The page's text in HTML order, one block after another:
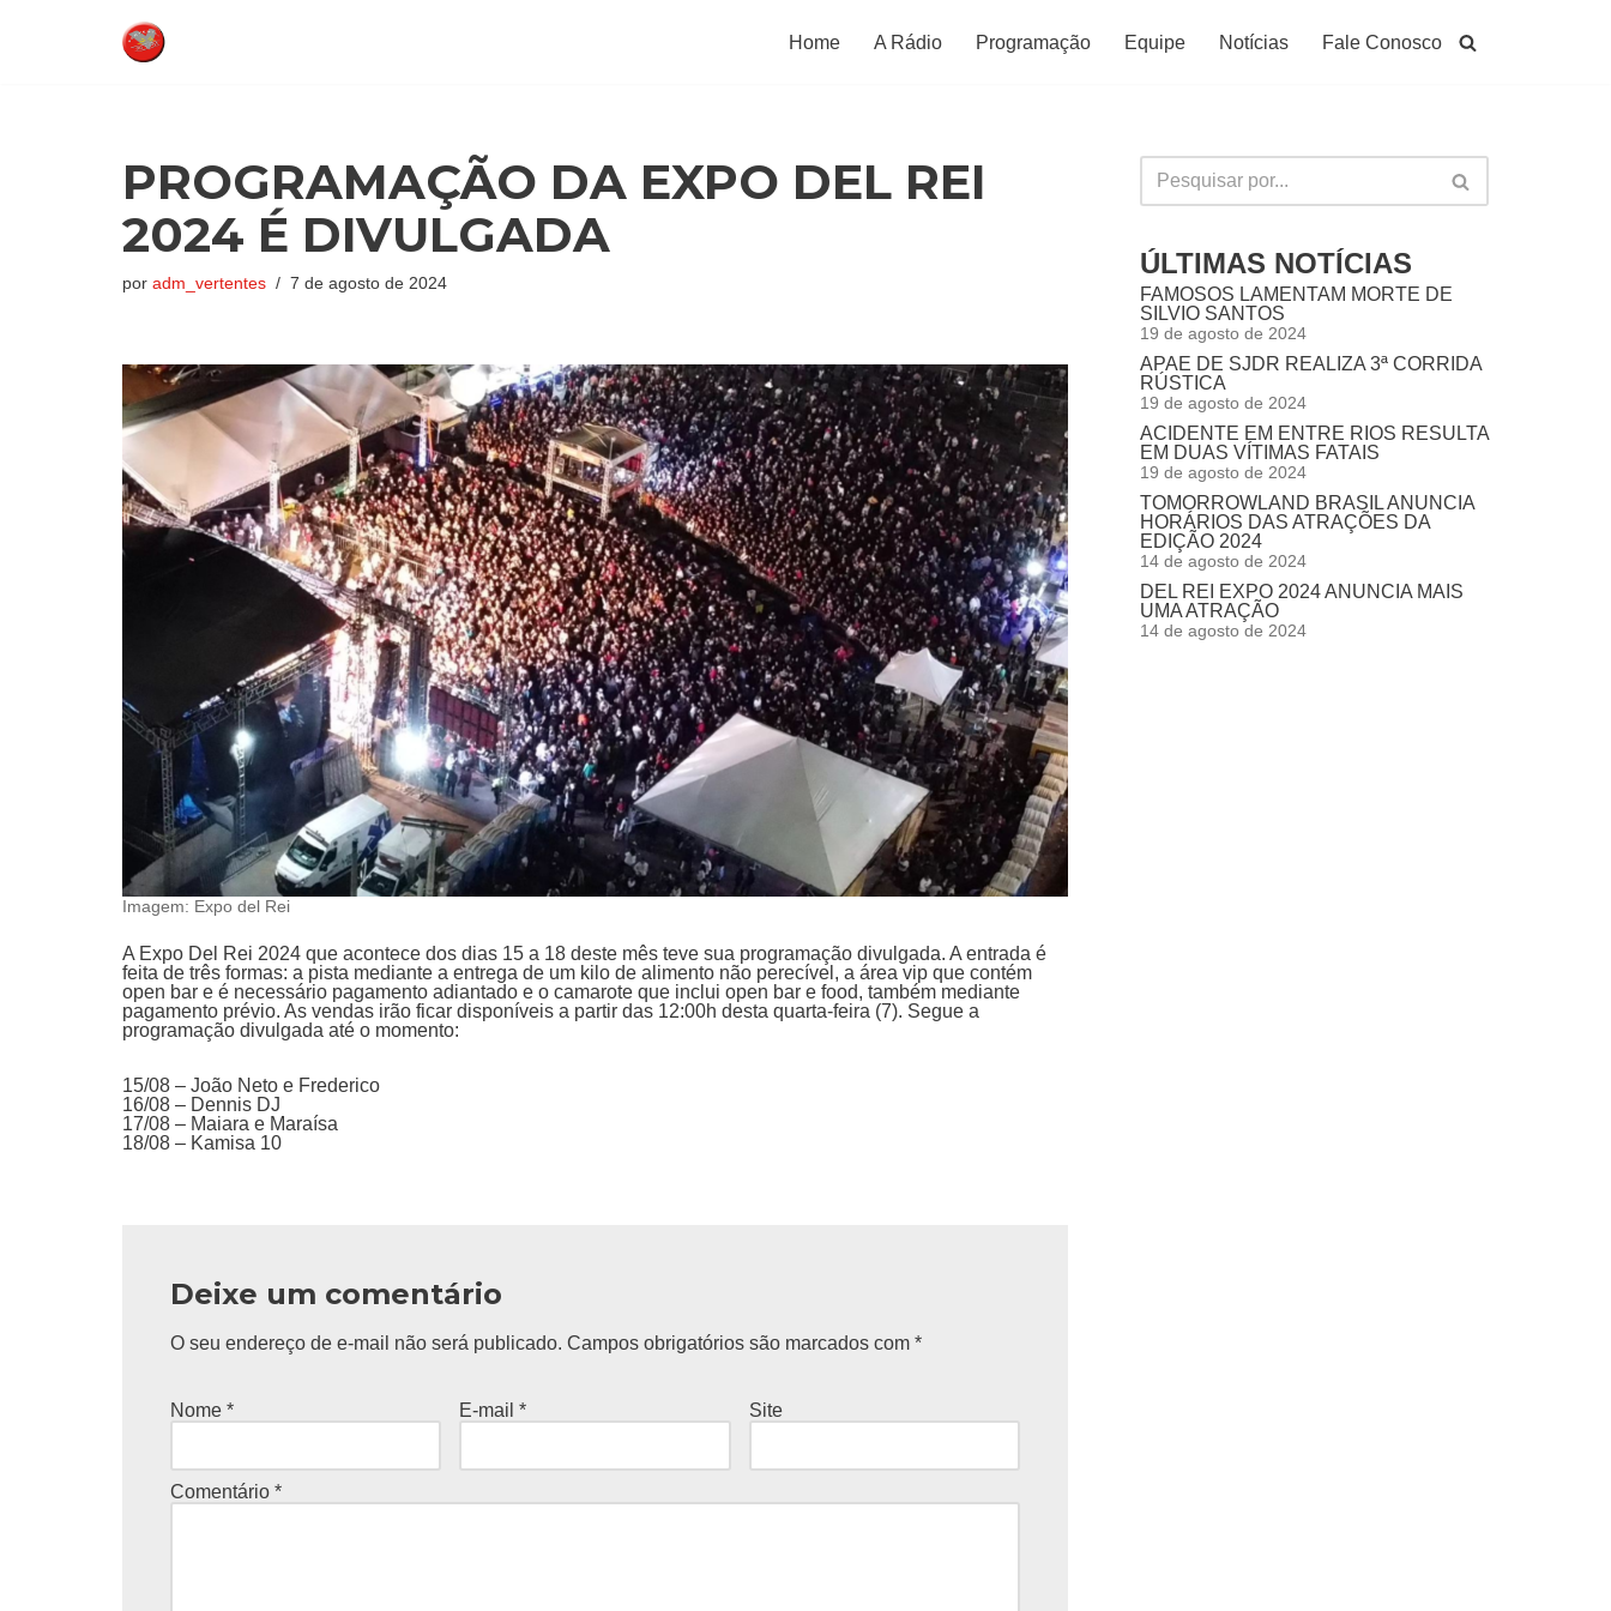
Home A Rádio Programação Equipe Notícias Fale Conosco
PROGRAMAÇÃO DA EXPO DEL REI
2024 É DIVULGADA
por adm_vertentes 7 de agosto de 2024
Imagem: Expo del Rei
A Expo Del Rei 2024 que acontece dos dias 15 a 18 deste mês teve sua programação divulgada. A entrada é
feita de três formas: a pista mediante a entrega de um kilo de alimento não perecível, a área vip que contém
open bar e é necessário pagamento adiantado e o camarote que inclui open bar e food, também mediante
pagamento prévio. As vendas irão ficar disponíveis a partir das 12:00h desta quarta-feira (7). Segue a
programação divulgada até o momento:
15/08 – João Neto e Frederico
16/08 – Dennis DJ
17/08 – Maiara e Maraísa
18/08 – Kamisa 10
Deixe um comentário
O seu endereço de e-mail não será publicado. Campos obrigatórios são marcados com *
Nome * E-mail* Site
Comentário *
ÚLTIMAS NOTÍCIAS
FAMOSOS LAMENTAM MORTE DE
SILVIO SANTOS
19 de agosto de 2024
APAE DE SJDR REALIZA 3ª CORRIDA
RÚSTICA
19 de agosto de 2024
ACIDENTE EM ENTRE RIOS RESULTA
EM DUAS VÍTIMAS FATAIS
19 de agosto de 2024
TOMORROWLAND BRASIL ANUNCIA
HORÁRIOS DAS ATRAÇÕES DA
EDIÇÃO 2024
14 de agosto de 2024
DEL REI EXPO 2024 ANUNCIA MAIS
UMA ATRAÇÃO
14 de agosto de 2024